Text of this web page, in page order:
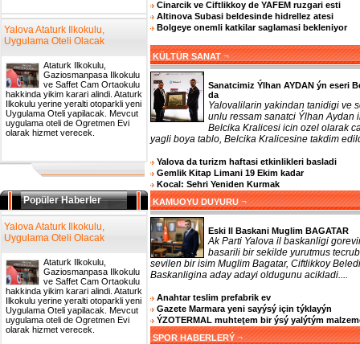
Yalova Ataturk Ilkokulu,
Uygulama Oteli Olacak
Ataturk Ilkokulu,
Gaziosmanpasa Ilkokulu
ve Saffet Cam Ortaokulu
hakkinda yikim karari alindi. Ataturk
Ilkokulu yerine yeralti otoparkli yeni
Uygulama Oteli yapilacak. Mevcut
uygulama oteli de Ogretmen Evi
olarak hizmet verecek.
Popüler Haberler
Yalova Ataturk Ilkokulu,
Uygulama Oteli Olacak
Ataturk Ilkokulu,
Gaziosmanpasa Ilkokulu
ve Saffet Cam Ortaokulu
hakkinda yikim karari alindi. Ataturk
Ilkokulu yerine yeralti otoparkli yeni
Uygulama Oteli yapilacak. Mevcut
uygulama oteli de Ogretmen Evi
olarak hizmet verecek.
Cinarcik ve Ciftlikkoy de YAFEM ruzgari esti
Altinova Subasi beldesinde hidrellez atesi
Bolgeye onemli katkilar saglamasi bekleniyor
KÜLTÜR SANAT ¬
Sanatcimiz Ýlhan AYDAN ýn eseri
da
Yalovalilarin yakindan tanidigi ve
unlu ressam sanatci Ýlhan Aydan
Belcika Kralicesi icin ozel olarak
yagli boya tablo, Belcika Kralicesine takdim
Yalova da turizm haftasi etkinlikleri basladi
Gemlik Kitap Limani 19 Ekim kadar
Kocal: Sehri Yeniden Kurmak
KAMUOYU DUYURU ¬
Eski Il Baskani Muglim BAGATAR
Ak Parti Yalova il baskanligi
basarili bir sekilde yurutmus
sevilen bir isim Muglim Bagatar, Ciftlikkoy
Baskanligina aday adayi oldugunu acikladi....
Anahtar teslim prefabrik ev
Gazete Marmara yeni sayýsý için týklayýn
ÝZOTERMAL muhteţem bir ýsý yalýtým
SPOR HABERLERÝ ¬